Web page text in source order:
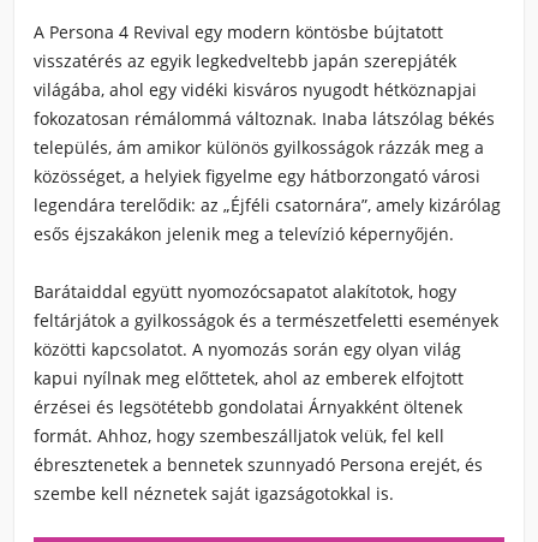
A Persona 4 Revival egy modern köntösbe bújtatott
visszatérés az egyik legkedveltebb japán szerepjáték
világába, ahol egy vidéki kisváros nyugodt hétköznapjai
fokozatosan rémálommá változnak. Inaba látszólag békés
település, ám amikor különös gyilkosságok rázzák meg a
közösséget, a helyiek figyelme egy hátborzongató városi
legendára terelődik: az „Éjféli csatornára”, amely kizárólag
esős éjszakákon jelenik meg a televízió képernyőjén.
Barátaiddal együtt nyomozócsapatot alakítotok, hogy
feltárjátok a gyilkosságok és a természetfeletti események
közötti kapcsolatot. A nyomozás során egy olyan világ
kapui nyílnak meg előttetek, ahol az emberek elfojtott
érzései és legsötétebb gondolatai Árnyakként öltenek
formát. Ahhoz, hogy szembeszálljatok velük, fel kell
ébresztenetek a bennetek szunnyadó Persona erejét, és
szembe kell néznetek saját igazságotokkal is.